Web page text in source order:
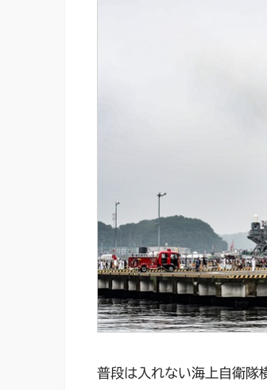
普段は入れない海上自衛隊